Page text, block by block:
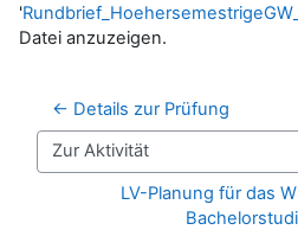
'
Datei anzuzeigen.
← Details zur Prüfung
Zur Aktivität
LV-Planung für das